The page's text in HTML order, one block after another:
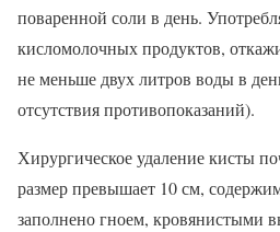
поваренной соли в день.
кисломолочных продуктов,
не меньше двух литров воды в
отсутствия противопоказаний).
Хирургическое удаление кисты
размер превышает 10 см,
заполнено гноем, кровянистыми